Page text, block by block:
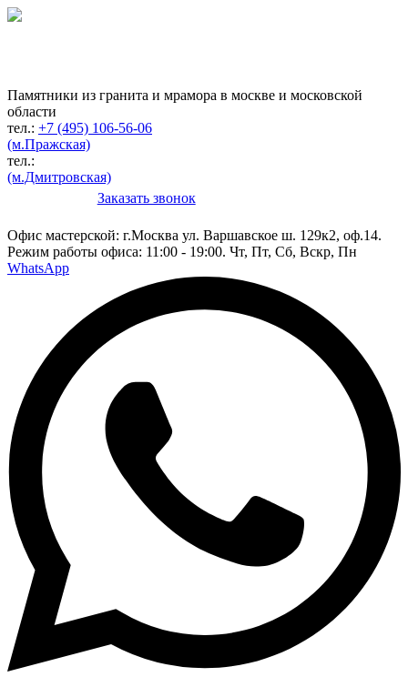
Памятники из гранита и мрамора в москве и московской
области
тел.: +7 (495) 106-56-06
(м.Пражская)
тел.:
(м.Дмитровская)
Заказать звонок
Офис мастерской: г.Москва ул. Варшавское ш. 129к2, оф.14.
Режим работы офиса: 11:00 - 19:00. Чт, Пт, Сб, Вскр, Пн
WhatsApp